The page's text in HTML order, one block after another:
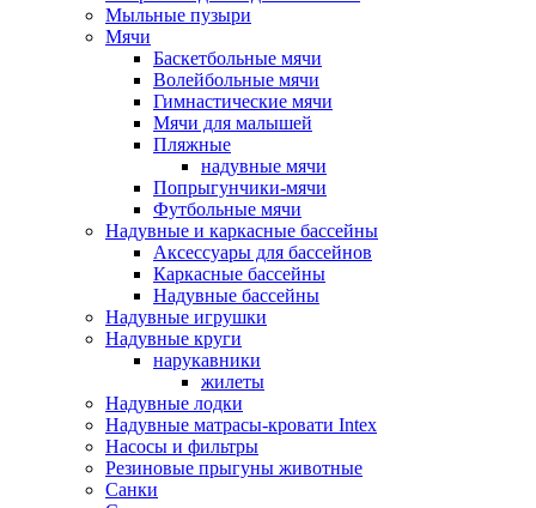
Мыльные пузыри
Мячи
Баскетбольные мячи
Волейбольные мячи
Гимнастические мячи
Мячи для малышей
Пляжные
надувные мячи
Попрыгунчики-мячи
Футбольные мячи
Надувные и каркасные бассейны
Аксессуары для бассейнов
Каркасные бассейны
Надувные бассейны
Надувные игрушки
Надувные круги
нарукавники
жилеты
Надувные лодки
Надувные матрасы-кровати Intex
Насосы и фильтры
Резиновые прыгуны животные
Санки